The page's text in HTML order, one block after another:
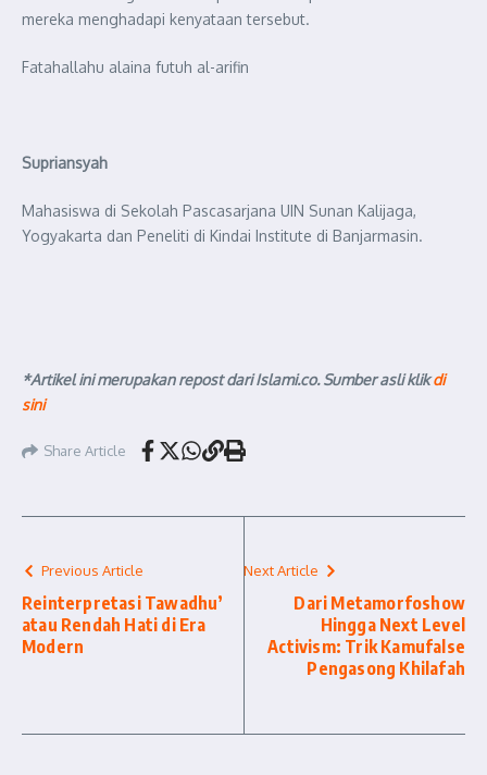
mereka menghadapi kenyataan tersebut.
Fatahallahu alaina futuh al-arifin
Supriansyah
Mahasiswa di Sekolah Pascasarjana UIN Sunan Kalijaga,
Yogyakarta dan Peneliti di Kindai Institute di Banjarmasin.
*Artikel ini merupakan repost dari Islami.co. Sumber asli klikdi
sini
Share Article
Previous Article
Reinterpretasi Tawadhu’
atau Rendah Hati di Era
Modern
Next Article
Dari Metamorfoshow
Hingga Next Level
Activism: Trik Kamufalse
Pengasong Khilafah